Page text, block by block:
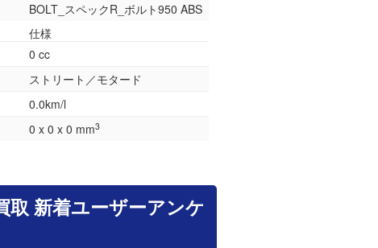
BOLT_スペックR_ボルト950 ABS
仕様
0 cc
ストリート／モタード
0.0km/l
0 x 0 x 0 mm3
取 新着ユーザーアンケ